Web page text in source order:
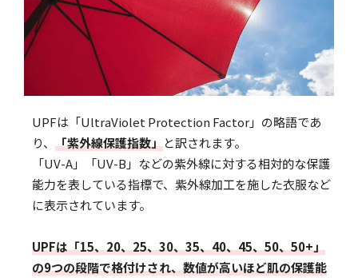
UPFは「UltraViolet Protection Factor」の略語であ
り、 「紫外線保護指数」と訳されます。
「UV-A」「UV-B」などの紫外線に対する相対的な保護
能力を表している指標で、紫外線加工を施した衣服など
に表示されています。
UPFは「15、20、25、30、35、40、45、50、50+」
の9つの段階で格付けされ、数値が高いほど肌の保護能